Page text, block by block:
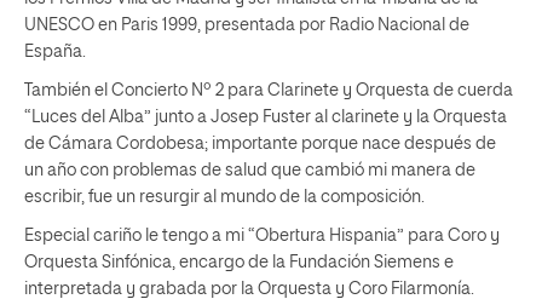
UNESCO en Paris 1999, presentada por Radio Nacional de
España.
También el Concierto Nº 2 para Clarinete y Orquesta de cuerda
“Luces del Alba” junto a Josep Fuster al clarinete y la Orquesta
de Cámara Cordobesa; importante porque nace después de
un año con problemas de salud que cambió mi manera de
escribir, fue un resurgir al mundo de la composición.
Especial cariño le tengo a mi “Obertura Hispania” para Coro y
Orquesta Sinfónica, encargo de la Fundación Siemens e
interpretada y grabada por la Orquesta y Coro Filarmonía.